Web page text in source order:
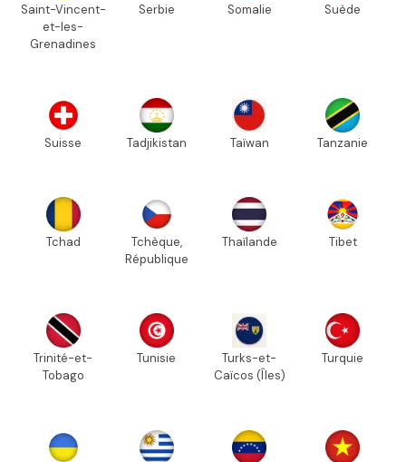
Saint-Vincent-
et-les-
Grenadines
Serbie Somalie Suède
Suisse Tadjikistan Taïwan Tanzanie
Tchad
Tchèque,
République
Thaïlande Tibet
Trinité-et-
Tobago
Tunisie
Turks-et-
Caïcos (Îles)
Turquie